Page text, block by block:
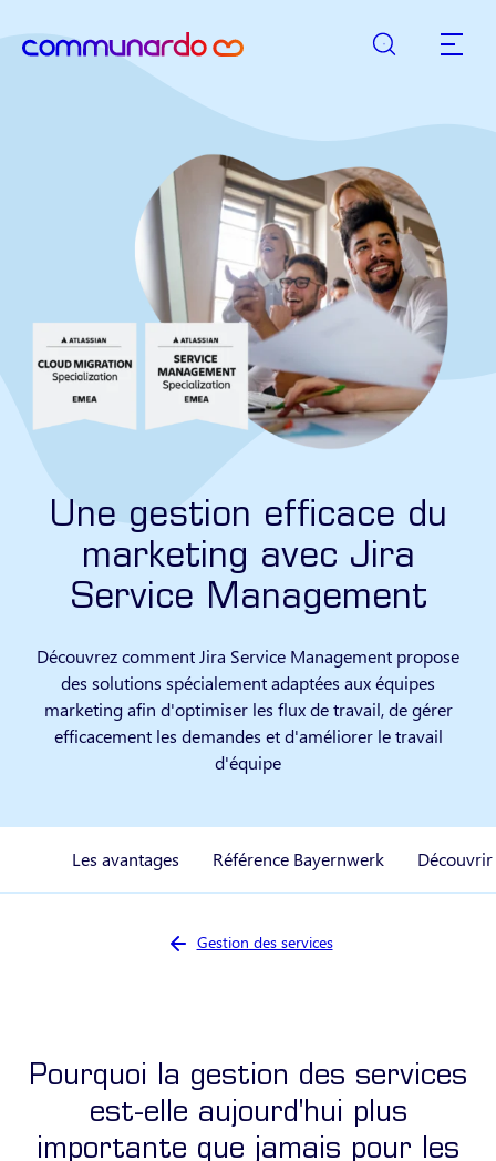
Rechercher
Une gestion efficace du
marketing avec Jira
Service Management
Découvrez comment Jira Service Management propose
des solutions spécialement adaptées aux équipes
marketing afin d'optimiser les flux de travail, de gérer
efficacement les demandes et d'améliorer le travail
d'équipe
Les avantages Référence Bayernwerk
Vous êtes ici :
Gestion des services
Pourquoi la gestion des services
est-elle aujourd'hui plus
importante que jamais pour les